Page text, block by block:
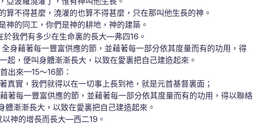
得甚麼，澆灌的也算不得甚麼，只在那叫他生長的神。
同工，你們是神的耕地，神的建築。
們有多少在生命裏的長大—弗四16。
著每一豐富供應的節，並藉著每一部分依其度量而有的功用，得
起，便叫身體漸漸長大，以致在愛裏把自己建造起來。
出來—15～16節：
我們就得以在一切事上長到祂，就是元首基督裏面；
豐富供應的節，並藉著每一部分依其度量而有的功用，得以聯絡
體漸漸長大，以致在愛裏把自己建造起來。
神的增長而長大—西二19。